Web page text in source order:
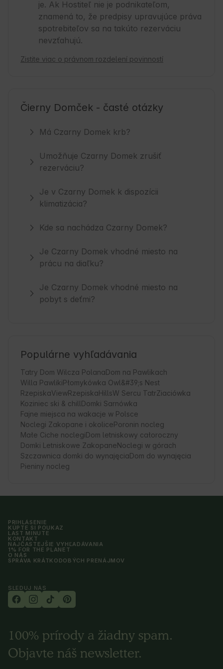
je. Ak Hostiteľ nie je podnikateľom,
znamená to, že predpisy upravujúce práva
spotrebiteľov sa na takúto rezerváciu
nevzťahujú.
Zistite viac o právnom rozdelení povinností
Čierny Domček - časté otázky
Má Czarny Domek krb?
Umožňuje Czarny Domek zrušiť
rezerváciu?
Je v Czarny Domek k dispozícii
klimatizácia?
Kde sa nachádza Czarny Domek?
Je Czarny Domek vhodné miesto na
prácu na diaľku?
Je Czarny Domek vhodné miesto na
pobyt s deťmi?
Populárne vyhľadávania
Tatry Dom Wilcza PolanaDom na Pawlikach
Willa PawlikiPłomykówka Owl&#39;s Nest
RzepiskaViewRzepiskaHillsW Sercu TatrZiaciówka
Koziniec ski & chillDomki Sarnówka
Fajne miejsca na wakacje w Polsce
Noclegi Zakopane i okolicePoronin nocleg
Małe Ciche noclegiDom letniskowy całoroczny
Domki Letniskowe ZakopaneNoclegi w górach
Szczawnica domki do wynajęciaDom do wynajęcia
Pieniny nocleg
PRIHLÁSENIE
KÚPTE SI POUKAZ
LAST MINUTE
KONTAKT
NAJČASTEJŠIE VYHĽADÁVANIA
1% FOR THE PLANET
O NÁS
SPRÁVA KRÁTKODOBÝCH PRENÁJMOV
SLEDUJ NÁS
100% prírody a žiadny spam.
Objavte náš newsletter.